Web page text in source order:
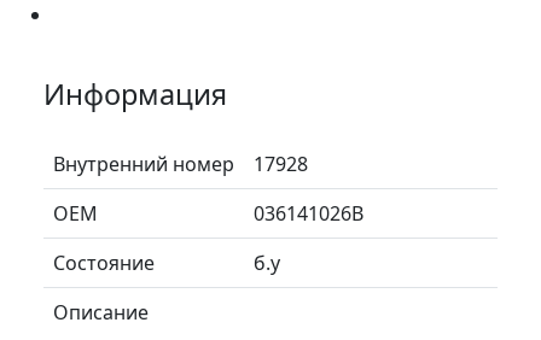
Информация
Внутренний номер
17928
ОЕМ
036141026B
Состояние
б.у
Описание